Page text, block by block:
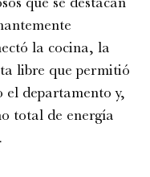
la cocina, la
libre que permitió
departamento y,
total de energía